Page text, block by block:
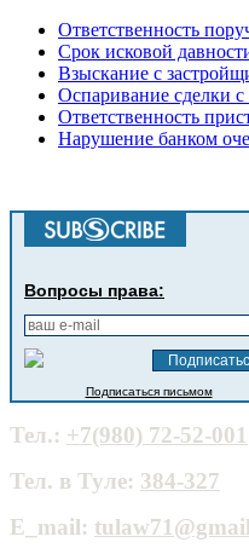
Ответственность
Срок исковой
Взыскание с
Оспаривание сделки с
Ответственность
Нарушение банком
Вопросы права:
Подписаться письмом
Тел.: +7(980) 72-52-001
Тел. в Туле: 384-327
E_mail: